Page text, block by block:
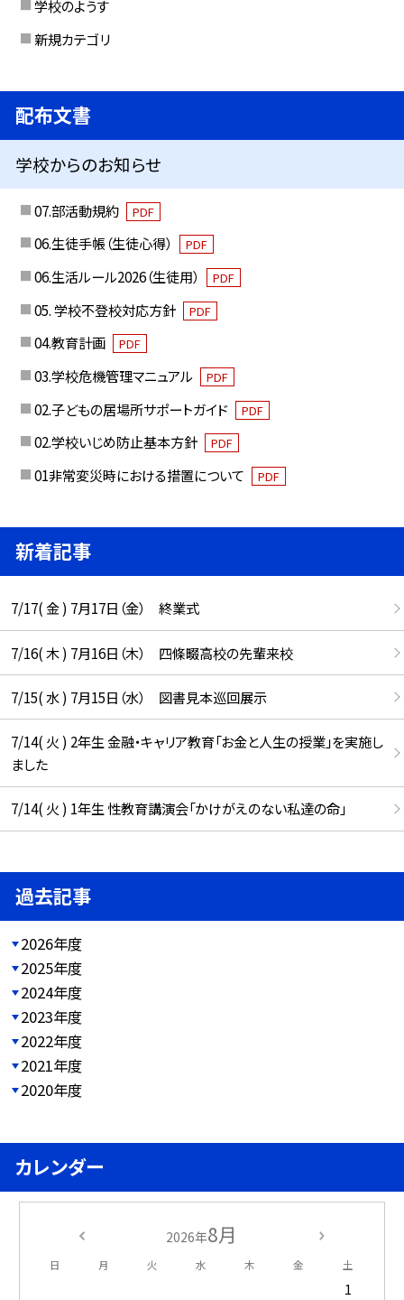
学校のようす
新規カテゴリ
配布文書
学校からのお知らせ
07.部活動規約 PDF
06.生徒手帳（生徒心得） PDF
06.生活ルール2026（生徒用） PDF
05. 学校不登校対応方針 PDF
04.教育計画 PDF
03.学校危機管理マニュアル PDF
02.子どもの居場所サポートガイド PDF
02.学校いじめ防止基本方針 PDF
01非常変災時における措置について PDF
新着記事
7/17( 金 ) 7月17日（金） 終業式
7/16( 木 ) 7月16日（木） 四條畷高校の先輩来校
7/15( 水 ) 7月15日（水） 図書見本巡回展示
7/14( 火 ) 2年生 金融・キャリア教育「お金と人生の授業」を実施し
ました
7/14( 火 ) 1年生 性教育講演会「かけがえのない私達の命」
過去記事
2026年度
2025年度
2024年度
2023年度
2022年度
2021年度
2020年度
カレンダー
2026年8月
日 月 火 水 木 金 土
1